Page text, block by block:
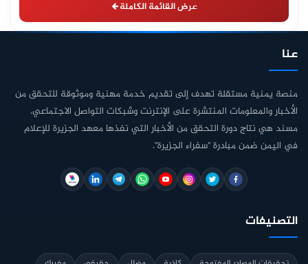
عرض القائمة الكاملة
عنا
منصة يمنية مستقلة تهدف إلى تقديم خدمة مهنية وموثوقة للتحقق من
الأخبار والمعلومات المنتشرة على الإنترنت وشبكات التواصل الاجتماعي.
مسند هي نتاج دورة التحقق من الأخبار التي نفذها معهد الجزيرة للإعلام
في اليمن ضمن مبادرة "سفراء الجزيرة".
التصنيفات